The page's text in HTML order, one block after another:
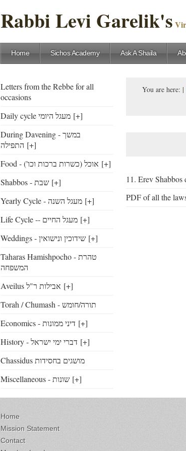
Rabbi Levi Garelik's
Home Sichos Academy Ask A Shaila
Letters from the Rebbe for all
occasions
Daily cycle מעגל היומי [+]
During Davening - במשך
התפילה [+]
Food - ('אוכל (כשרות ברכות וכו [+]
Shabbos - שבת [+]
Yearly Cycle - מעגל השנה [+]
Life Cycle -- מעגל החיים [+]
Weddings - שידוכין ונישואין [+]
Taharas Hamishpocho - טהרת
המשפחה
Aveilus אבילות ר"ל [+]
Torah / Chumash - תורה/חומש
Economics - דיני ממונות [+]
History - דברי ימי ישראל [+]
Chassidus מושגים בחסידות
Miscellaneous - שונות [+]
You are here: |
Home
Mission Statement
Contact